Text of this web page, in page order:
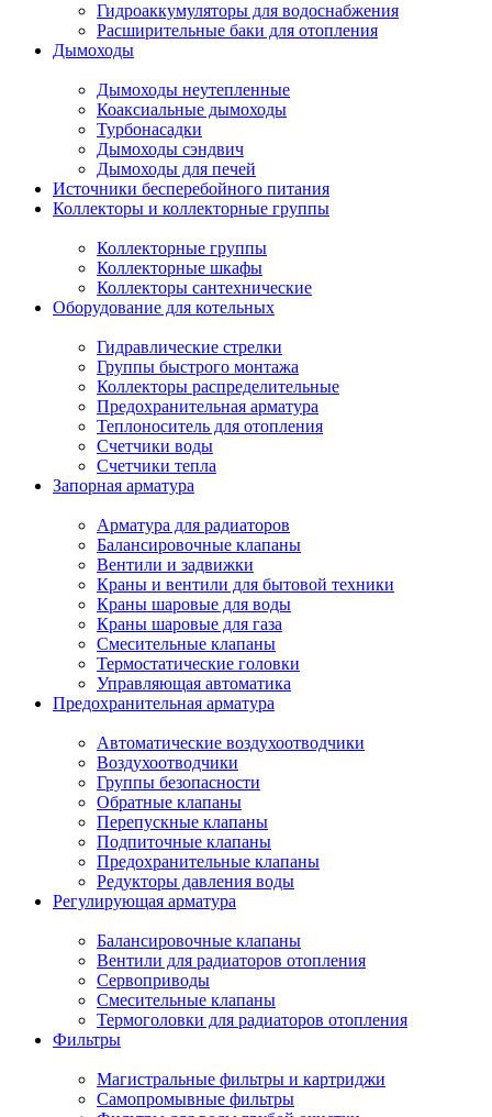
Гидроаккумуляторы для водоснабжения
Расширительные баки для отопления
Дымоходы
Дымоходы неутепленные
Коаксиальные дымоходы
Турбонасадки
Дымоходы сэндвич
Дымоходы для печей
Источники бесперебойного питания
Коллекторы и коллекторные группы
Коллекторные группы
Коллекторные шкафы
Коллекторы сантехнические
Оборудование для котельных
Гидравлические стрелки
Группы быстрого монтажа
Коллекторы распределительные
Предохранительная арматура
Теплоноситель для отопления
Счетчики воды
Счетчики тепла
Запорная арматура
Арматура для радиаторов
Балансировочные клапаны
Вентили и задвижки
Краны и вентили для бытовой техники
Краны шаровые для воды
Краны шаровые для газа
Смесительные клапаны
Термостатические головки
Управляющая автоматика
Предохранительная арматура
Автоматические воздухоотводчики
Воздухоотводчики
Группы безопасности
Обратные клапаны
Перепускные клапаны
Подпиточные клапаны
Предохранительные клапаны
Редукторы давления воды
Регулирующая арматура
Балансировочные клапаны
Вентили для радиаторов отопления
Сервоприводы
Смесительные клапаны
Термоголовки для радиаторов отопления
Фильтры
Магистральные фильтры и картриджи
Самопромывные фильтры